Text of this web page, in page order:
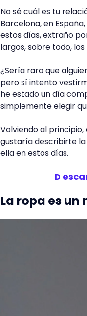
No sé cuál es tu
Barcelona, en
estos días, extraño
largos, sobre todo,
¿Sería raro que
pero sí intento
he estado un día
simplemente elegir
Volviendo al
gustaría describirte
ella en estos días.
D
La ropa es un